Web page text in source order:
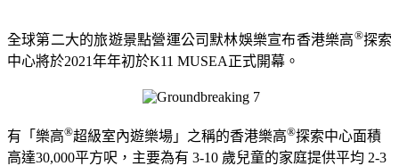
全球第二大的旅遊景點營運公司默林娛樂宣布香港樂高®探索
中心將於2021年年初於K11 MUSEA正式開幕。
有「樂高®超級室內遊樂場」之稱的香港樂高®探索中心面積
高達30,000平方呎，主要為有 3-10 歲兒童的家庭提供平均 2-3